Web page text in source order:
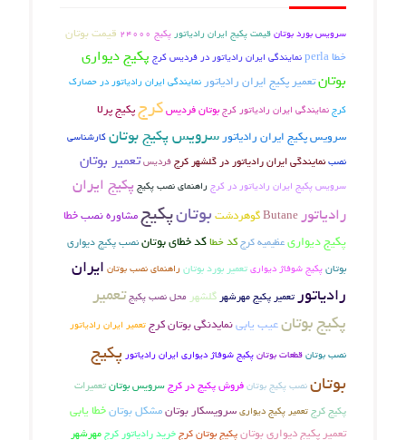
سرویس بورد بوتان قیمت پکیج ایران رادیاتور پکیج 24000
قیمت بوتان
خطا perla
نمایندگی ایران رادیاتور در فردیس کرج پکیج دیواری
بوتانتعمیر پکیج ایران رادیاتور نمایندگی ایران رادیاتور در حصارک
کرج نمایندگی ایران رادیاتور کرجبوتان فردیسکرجپکیج پرلا
سرویس پکیج ایران رادیاتورسرویس پکیج بوتانکارشناسی
نصبنمایندگی ایران رادیاتور در گلشهر کرجفردیستعمیر بوتان
سرویس پکیج ایران رادیاتور در کرجراهنمای نصب پکیج پکیج ایران
رادیاتورButaneگوهردشت بوتانپکیجمشاوره نصبخطا
پکیج دیواریعظیمیه کرجکد خطاکد خطای بوتاننصب پکیج دیواری
بوتانپکیج شوفاژ دیواریتعمیر بورد بوتانراهنمای نصب بوتان ایران
رادیاتورتعمیر پکیج مهرشهر گلشهرمحل نصب پکیجتعمیر
پکیج بوتانعیب یابینمایدنگی بوتان کرجتعمیر ایران رادیاتور
نصب بوتان قطعات بوتان پکیج شوفاژ دیواری ایران رادیاتور پکیج
بوتاننصب پکیج بوتانفروش پکیج در کرجسرویس بوتانتعمیرات
پکیج کرجتعمیر پکیج دیواریسرویسکار بوتانمشکل بوتانخطا یابی
تعمیر پکیج دیواری بوتانپکیج بوتان کرجخرید رادیاتور کرجمهرشهر